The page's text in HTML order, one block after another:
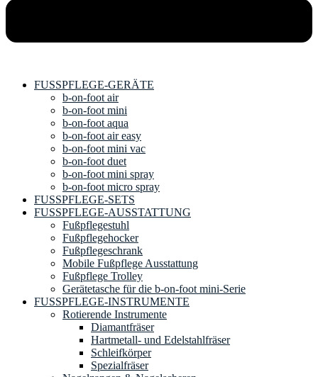
FUSSPFLEGE-GERÄTE
b-on-foot air
b-on-foot mini
b-on-foot aqua
b-on-foot air easy
b-on-foot mini vac
b-on-foot duet
b-on-foot mini spray
b-on-foot micro spray
FUSSPFLEGE-SETS
FUSSPFLEGE-AUSSTATTUNG
Fußpflegestuhl
Fußpflegehocker
Fußpflegeschrank
Mobile Fußpflege Ausstattung
Fußpflege Trolley
Gerätetasche für die b-on-foot mini-Serie
FUSSPFLEGE-INSTRUMENTE
Rotierende Instrumente
Diamantfräser
Hartmetall- und Edelstahlfräser
Schleifkörper
Spezialfräser